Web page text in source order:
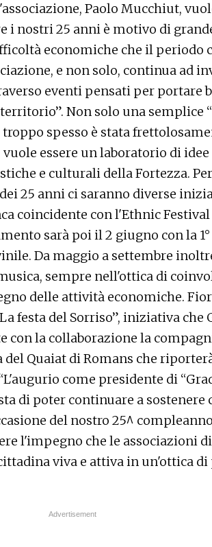
Paolo Mucchiut,
i nostri 25 anni è motivo di
economiche che il periodo
e non solo, continua ad
eventi pensati per portare
Non solo una semplice
spesso è stata
vuole essere un laboratorio di
e culturali della Fortezza.
25 anni ci saranno diverse
coincidente con l'Ethnic Festival
sarà poi il 2 giugno con la
Da maggio a settembre
sempre nell'ottica di
delle attività economiche.
festa del Sorriso”, iniziativa che
con la collaborazione la
del Quaiat di Romans che
come presidente di
di poter continuare a sostenere
del nostro 25^
l'impegno che le associazioni
viva e attiva in un'ottica